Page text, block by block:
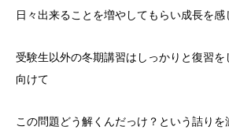
日々出来ることを増やしてもらい成長を
受験生以外の冬期講習はしっかりと復習
向けて
この問題どう解くんだっけ？という詰り